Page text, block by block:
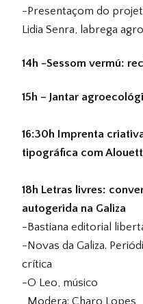
-Presentaçom do
Lidia Senra, labrega
14h -Sessom vermú:
15h – Jantar
16:30h Imprenta
tipográfica com
18h Letras livres:
autogerida na Galiza
-Bastiana editorial
-Novas da Galiza.
crítica
-O Leo, músico
Modera: Charo Lopes